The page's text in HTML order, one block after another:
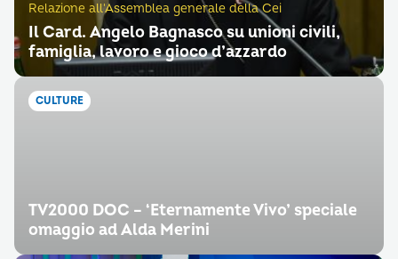
Relazione all'Assemblea generale della Cei
Il Card. Angelo Bagnasco su unioni civili,
famiglia, lavoro e gioco d’azzardo
CULTURE
TV2000 DOC – ‘Eternamente Vivo’ speciale
omaggio ad Alda Merini